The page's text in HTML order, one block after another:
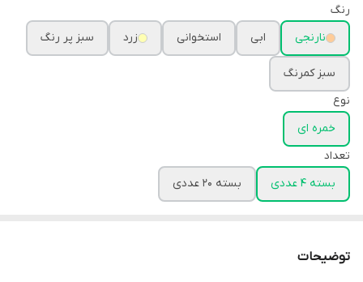
رنگ
نارنجی
ابی استخوانی زرد سبز پر رنگ
سبز کمرنگ
نوع
خمره ای
تعداد
بسته 4 عددی
بسته 20 عددی
توضیحات